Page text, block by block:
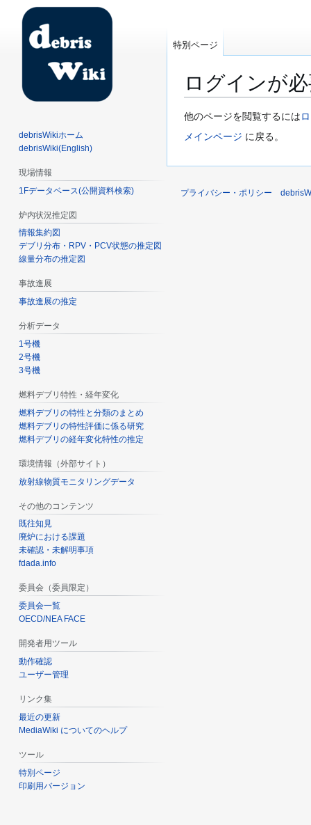
ログインが
ナ
ビ
ョ
検
索
他のページを閲覧するには
メインページ に戻る。
特別ページ
debrisWikiホーム
debrisWiki(English)
現場情報
1Fデータベース(公開資料検索)
炉内状況推定図
情報集約図
デブリ分布・RPV・PCV状態の推定図
線量分布の推定図
事故進展
事故進展の推定
分析データ
1号機
2号機
3号機
燃料デブリ特性・経年変化
燃料デブリの特性と分類のまとめ
燃料デブリの特性評価に係る研究
燃料デブリの経年変化特性の推定
環境情報（外部サイト）
放射線物質モニタリングデータ
その他のコンテンツ
既往知見
廃炉における課題
未確認・未解明事項
fdada.info
委員会（委員限定）
委員会一覧
OECD/NEA FACE
開発者用ツール
動作確認
ユーザー管理
リンク集
最近の更新
MediaWiki についてのヘルプ
ツール
特別ページ
印刷用バージョン
プライバシー・ポリシー